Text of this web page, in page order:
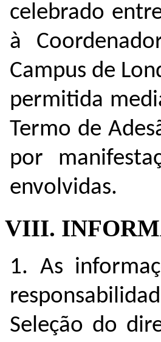
celebrado
à
Campus de
permitida
Termo de
por
envolvidas.
VIII.
1. As
Seleção do